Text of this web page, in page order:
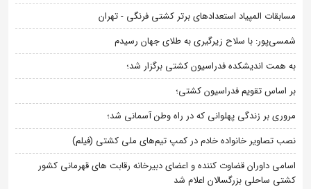
مسابقات المپیاد استعدادهای برتر کشتی فرنگی - تهران
شمسی‌پور: با سلاح زیرگیری به طلای جهان رسیدم
به همت اندیشکده فدراسیون کشتی برگزار شد؛
بر اساس تقویم فدراسیون کشتی؛
مروری بر زندگی پهلوانی که در راه وطن آسمانی شد؛
نصب تصاویر خانواده خادم در کمپ تیم‌های ملی کشتی (فیلم)
اسامی داوران قضاوت کننده و اعضای دبیرخانه رقابت های قهرمانی کشور
کشتی ساحلی بزرگسالان اعلام شد